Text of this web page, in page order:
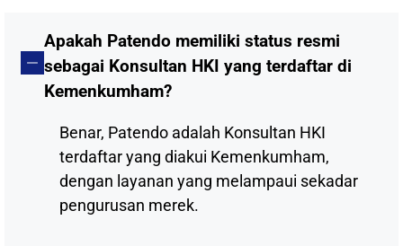
Apakah Patendo memiliki status resmi
sebagai Konsultan HKI yang terdaftar di
Kemenkumham?
Benar, Patendo adalah Konsultan HKI
terdaftar yang diakui Kemenkumham,
dengan layanan yang melampaui sekadar
pengurusan merek.